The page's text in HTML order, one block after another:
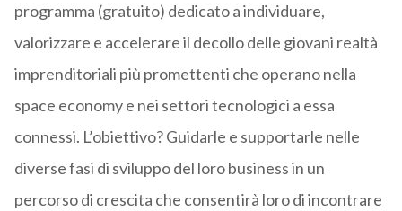
programma (gratuito) dedicato a individuare,
valorizzare e accelerare il decollo delle giovani realtà
imprenditoriali più promettenti che operano nella
space economy e nei settori tecnologici a essa
connessi. L’obiettivo? Guidarle e supportarle nelle
diverse fasi di sviluppo del loro business in un
percorso di crescita che consentirà loro di incontrare